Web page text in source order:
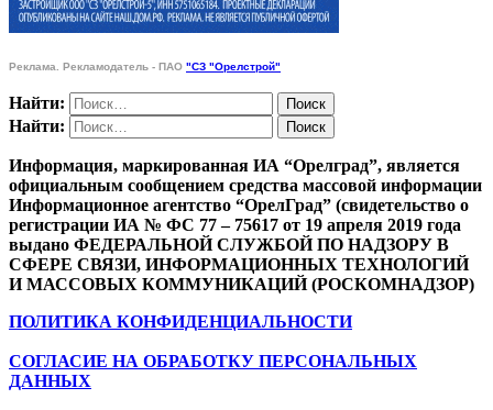
Реклама. Рекламодатель - ПАО "СЗ "Орелстрой"
Найти:
Найти:
Информация, маркированная ИА “Орелград”, является
официальным сообщением средства массовой информации
Информационное агентство “ОрелГрад” (свидетельство о
регистрации ИА № ФС 77 – 75617 от 19 апреля 2019 года
выдано ФЕДЕРАЛЬНОЙ СЛУЖБОЙ ПО НАДЗОРУ В
СФЕРЕ СВЯЗИ, ИНФОРМАЦИОННЫХ ТЕХНОЛОГИЙ
И МАССОВЫХ КОММУНИКАЦИЙ (РОСКОМНАДЗОР)
ПОЛИТИКА КОНФИДЕНЦИАЛЬНОСТИ
СОГЛАСИЕ НА ОБРАБОТКУ ПЕРСОНАЛЬНЫХ
ДАННЫХ